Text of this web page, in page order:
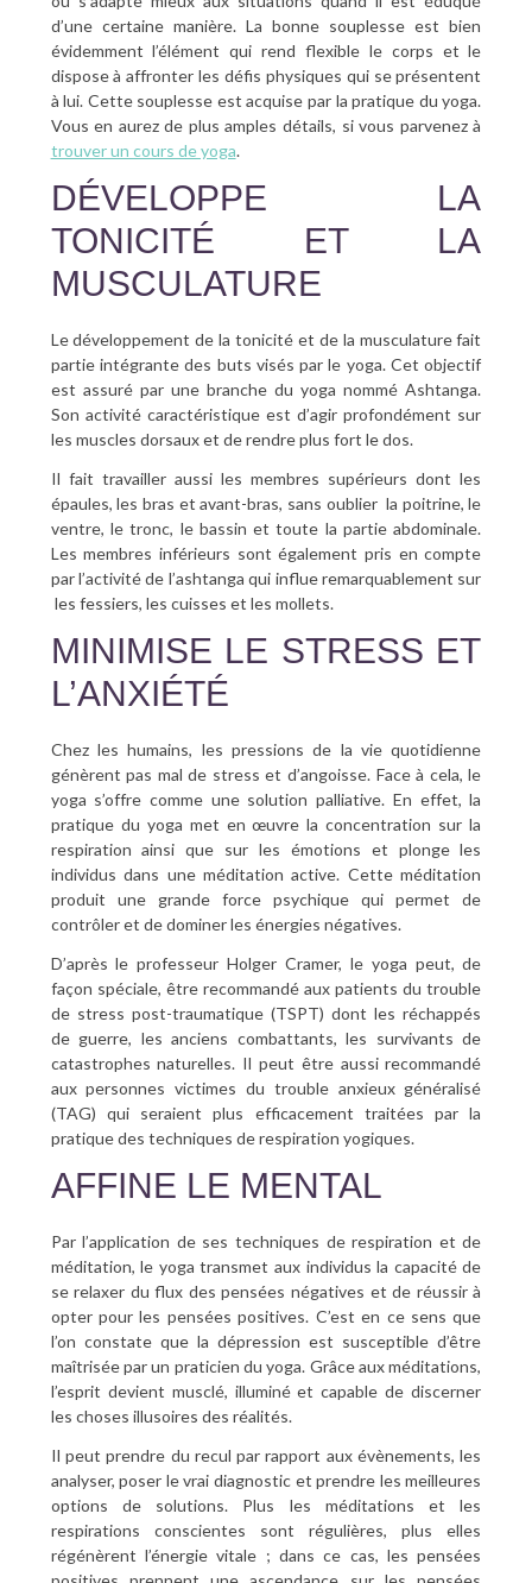
d’une certaine manière. La bonne souplesse est bien
évidemment l’élément qui rend flexible le corps et le
dispose à affronter les défis physiques qui se présentent
à lui. Cette souplesse est acquise par la pratique du yoga.
Vous en aurez de plus amples détails, si vous parvenez à
trouver un cours de yoga.
DÉVELOPPE LA
TONICITÉ ET LA
MUSCULATURE
Le développement de la tonicité et de la musculature fait
partie intégrante des buts visés par le yoga. Cet objectif
est assuré par une branche du yoga nommé Ashtanga.
Son activité caractéristique est d’agir profondément sur
les muscles dorsaux et de rendre plus fort le dos.
Il fait travailler aussi les membres supérieurs dont les
épaules, les bras et avant-bras, sans oublier la poitrine, le
ventre, le tronc, le bassin et toute la partie abdominale.
Les membres inférieurs sont également pris en compte
par l’activité de l’ashtanga qui influe remarquablement sur
les fessiers, les cuisses et les mollets.
MINIMISE LE STRESS ET
L’ANXIÉTÉ
Chez les humains, les pressions de la vie quotidienne
génèrent pas mal de stress et d’angoisse. Face à cela, le
yoga s’offre comme une solution palliative. En effet, la
pratique du yoga met en œuvre la concentration sur la
respiration ainsi que sur les émotions et plonge les
individus dans une méditation active. Cette méditation
produit une grande force psychique qui permet de
contrôler et de dominer les énergies négatives.
D’après le professeur Holger Cramer, le yoga peut, de
façon spéciale, être recommandé aux patients du trouble
de stress post-traumatique (TSPT) dont les réchappés
de guerre, les anciens combattants, les survivants de
catastrophes naturelles. Il peut être aussi recommandé
aux personnes victimes du trouble anxieux généralisé
(TAG) qui seraient plus efficacement traitées par la
pratique des techniques de respiration yogiques.
AFFINE LE MENTAL
Par l’application de ses techniques de respiration et de
méditation, le yoga transmet aux individus la capacité de
se relaxer du flux des pensées négatives et de réussir à
opter pour les pensées positives. C’est en ce sens que
l’on constate que la dépression est susceptible d’être
maîtrisée par un praticien du yoga. Grâce aux méditations,
l’esprit devient musclé, illuminé et capable de discerner
les choses illusoires des réalités.
Il peut prendre du recul par rapport aux évènements, les
analyser, poser le vrai diagnostic et prendre les meilleures
options de solutions. Plus les méditations et les
respirations conscientes sont régulières, plus elles
régénèrent l’énergie vitale ; dans ce cas, les pensées